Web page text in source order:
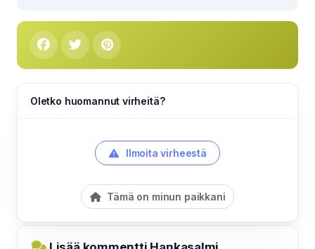
Oletko huomannut virheitä?
Ilmoita virheestä
Tämä on minun paikkani